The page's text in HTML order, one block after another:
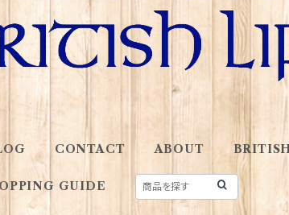
CONTACT ABOUT
GUIDE